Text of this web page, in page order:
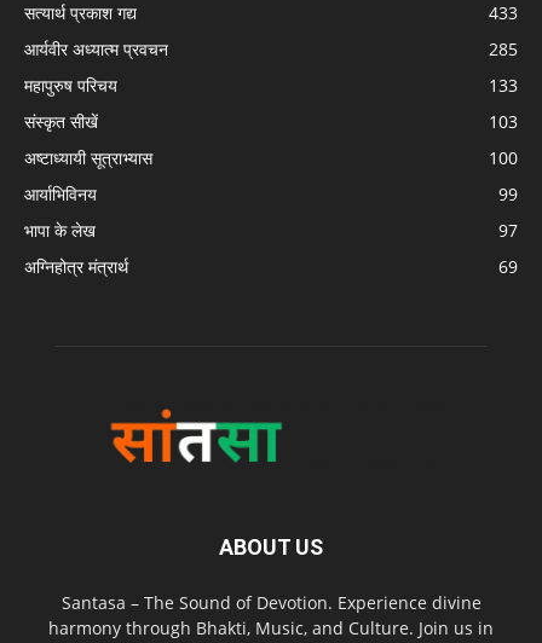
सत्यार्थ प्रकाश गद्य
433
आर्यवीर अध्यात्म प्रवचन
285
महापुरुष परिचय
133
संस्कृत सीखें
103
अष्टाध्यायी सूत्राभ्यास
100
आर्याभिविनय
99
भापा के लेख
97
अग्निहोत्र मंत्रार्थ
69
ABOUT US
Santasa – The Sound of Devotion. Experience divine
harmony through Bhakti, Music, and Culture. Join us in